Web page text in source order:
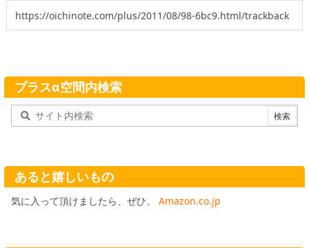
プラスα空間内検索
あると嬉しいもの
気に入って頂けましたら、ぜひ。 Amazon.co.jp